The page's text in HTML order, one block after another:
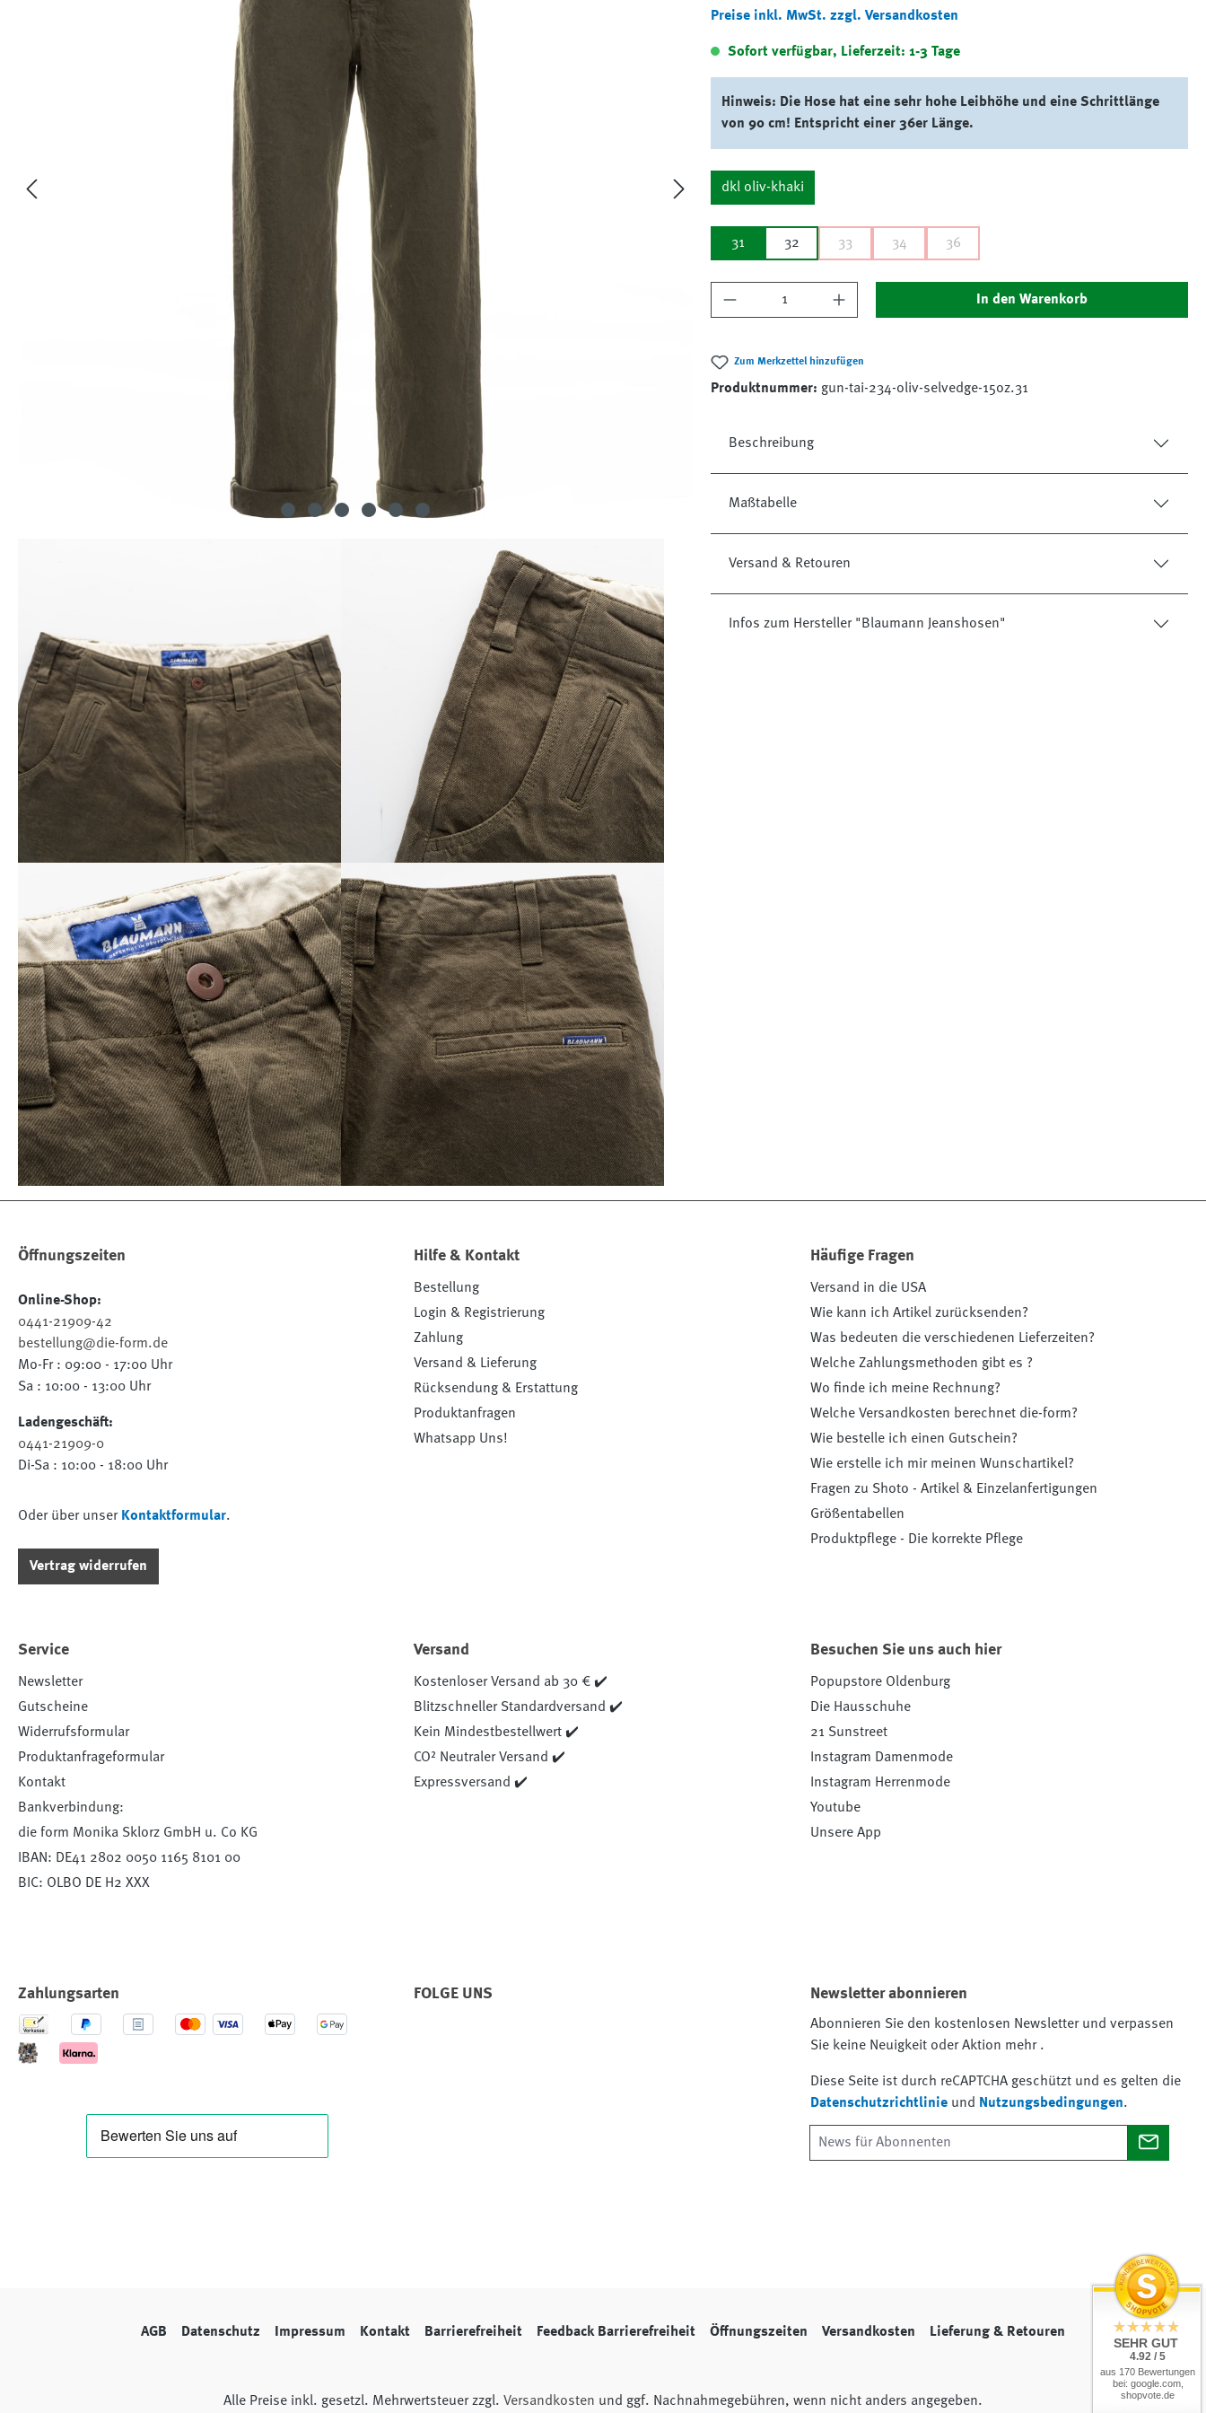
Preise inkl. MwSt. zzgl. Versandkosten
Sofort verfügbar, Lieferzeit: 1-3 Tage
Hinweis: Die Hose hat eine sehr hohe Leibhöhe und eine Schrittlänge
von 90 cm! Entspricht einer 36er Länge.
dkl oliv-khaki
31 32 33 34 36
Produkt Anzahl: Gib den gewünschten Wert ein
In den Warenkorb
Zum Merkzettel hinzufügen
Produktnummer:gun-tai-234-oliv-selvedge-15oz.31
Beschreibung
Maßtabelle
Versand & Retouren
Infos zum Hersteller "Blaumann Jeanshosen"
Öffnungszeiten
Online-Shop:
0441-21909-42
bestellung@die-form.de
Mo-Fr : 09:00 - 17:00 Uhr
Sa : 10:00 - 13:00 Uhr
Ladengeschäft:
0441-21909-0
Di-Sa : 10:00 - 18:00 Uhr
Oder über unser Kontaktformular.
Vertrag widerrufen
Hilfe & Kontakt
Bestellung
Login & Registrierung
Zahlung
Versand & Lieferung
Rücksendung & Erstattung
Produktanfragen
Whatsapp Uns!
Häufige Fragen
Versand in die USA
Wie kann ich Artikel zurücksenden?
Was bedeuten die verschiedenen Lieferzeiten?
Welche Zahlungsmethoden gibt es ?
Wo finde ich meine Rechnung?
Welche Versandkosten berechnet die-form?
Wie bestelle ich einen Gutschein?
Wie erstelle ich mir meinen Wunschartikel?
Fragen zu Shoto - Artikel & Einzelanfertigungen
Größentabellen
Produktpflege - Die korrekte Pflege
Service
Newsletter
Gutscheine
Widerrufsformular
Produktanfrageformular
Kontakt
Bankverbindung:
die form Monika Sklorz GmbH u. Co KG
IBAN: DE41 2802 0050 1165 8101 00
BIC: OLBO DE H2 XXX
Versand
Kostenloser Versand ab 30 € ✔️
Blitzschneller Standardversand ✔️
Kein Mindestbestellwert ✔️
CO² Neutraler Versand ✔️
Expressversand ✔️
Besuchen Sie uns auch hier
Popupstore Oldenburg
Die Hausschuhe
21 Sunstreet
Instagram Damenmode
Instagram Herrenmode
Youtube
Unsere App
Zahlungsarten FOLGE UNS Newsletter abonnieren
Abonnieren Sie den kostenlosen Newsletter und verpassen
Sie keine Neuigkeit oder Aktion mehr .
Diese Seite ist durch reCAPTCHA geschützt und es gelten die
Datenschutzrichtlinieund Nutzungsbedingungen.
AGB Datenschutz Impressum Kontakt Barrierefreiheit Feedback Barrierefreiheit Öffnungszeiten Versandkosten Lieferung & Retouren
Alle Preise inkl. gesetzl. Mehrwertsteuer zzgl. Versandkosten und ggf. Nachnahmegebühren, wenn nicht anders angegeben.
SEHR GUT
4.92 / 5
aus 170 Bewertungen
bei: google.com,
shopvote.de